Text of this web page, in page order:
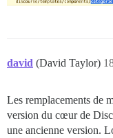
david (David Taylor)
Les remplacements de
version du cœur de
une ancienne version.